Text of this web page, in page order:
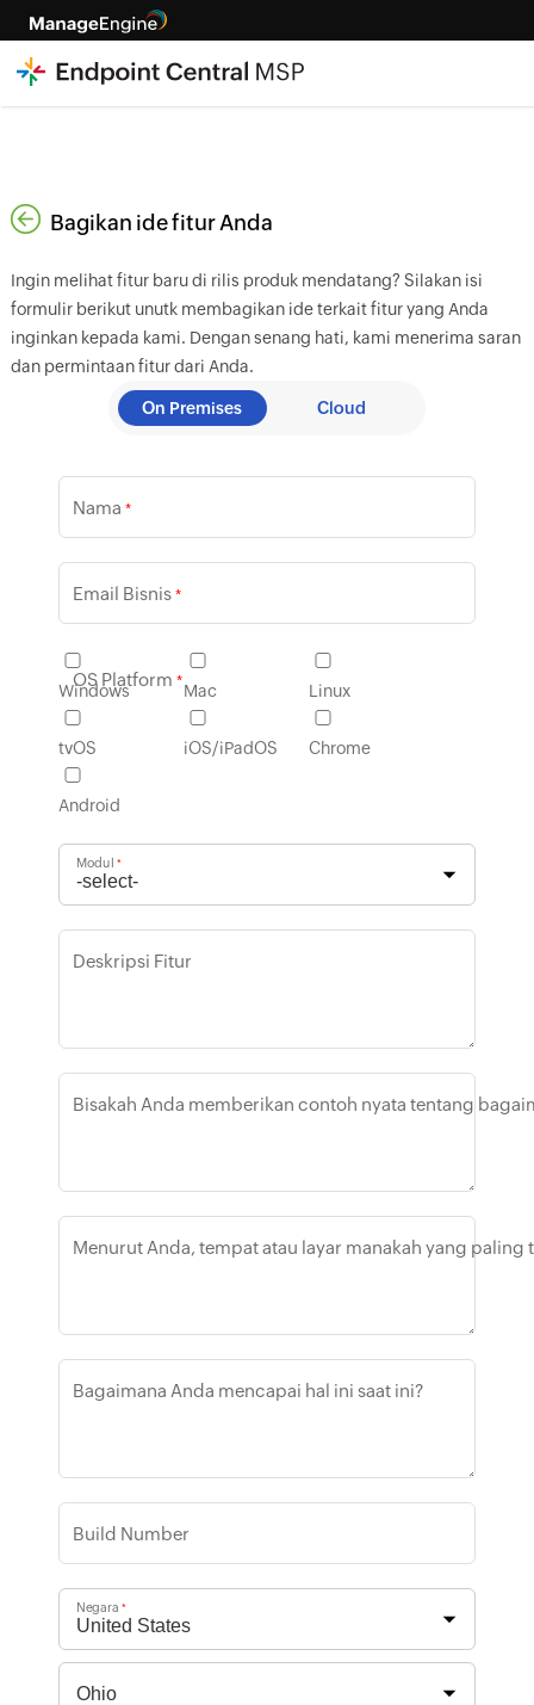
Bagikan ide fitur Anda
Ingin melihat fitur baru di rilis produk mendatang? Silakan isi
formulir berikut unutk membagikan ide terkait fitur yang Anda
inginkan kepada kami. Dengan senang hati, kami menerima saran
dan permintaan fitur dari Anda.
On Premises Cloud
Nama *
Email Bisnis *
OS Platform *
Windows Mac Linux
tvOS iOS/iPadOS Chrome
Android
Modul *
Deskripsi Fitur
Bisakah Anda memberikan contoh nyata tentang
Menurut Anda, tempat atau layar manakah yang
Bagaimana Anda mencapai hal ini saat ini?
Build Number
Negara *